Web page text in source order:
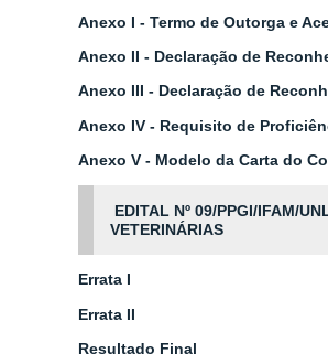
Anexo I - Termo de Outorga e
Anexo II - Declaração de
Anexo III - Declaração de
Anexo IV - Requisito de
Anexo V - Modelo da Carta do
EDITAL Nº 09/PPGI/IFAM/
VETERINÁRIAS
Errata I
Errata II
Resultado Final